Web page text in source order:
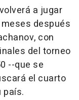
a jugar
después
con
del torneo
--que se
el cuarto
país.